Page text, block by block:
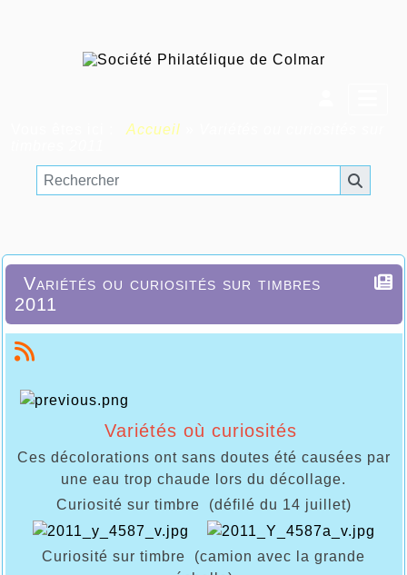
Accueil
Variétés ou curiosités sur timbres
2011
Variétés où curiosités
Ces décolorations ont sans doutes été causées par
une eau trop chaude lors du décollage.
Curiosité sur timbre (défilé du 14 juillet)
Curiosité sur timbre (camion avec la grande